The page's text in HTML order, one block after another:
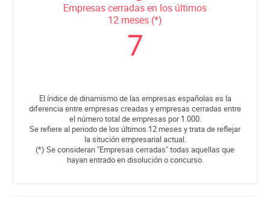
Empresas cerradas en los últimos
12 meses (*)
7
El índice de dinamismo de las empresas españolas es la
diferencia entre empresas creadas y empresas cerradas entre
el número total de empresas por 1.000.
Se refiere al periodo de los últimos 12 meses y trata de reflejar
la situción empresarial actual.
(*) Se consideran "Empresas cerradas" todas aquellas que
hayan entrado en disolución o concurso.